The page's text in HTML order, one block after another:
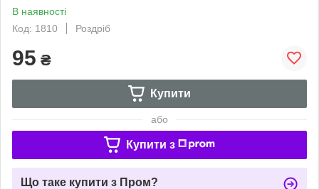
В наявності
Код: 1810
Роздріб
95 ₴
Купити
або
Купити з
Що таке купити з Пром?